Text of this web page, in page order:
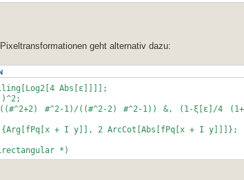
geht alternativ dazu:
Abs[ε]]]];
#^2-1)/((#^2-2) #^2-1)) &, (1-ξ[ε]/4
{Arg[fPq[x + I y]], 2 ArcCot[Abs[fPq[x + I y]]]};
*)